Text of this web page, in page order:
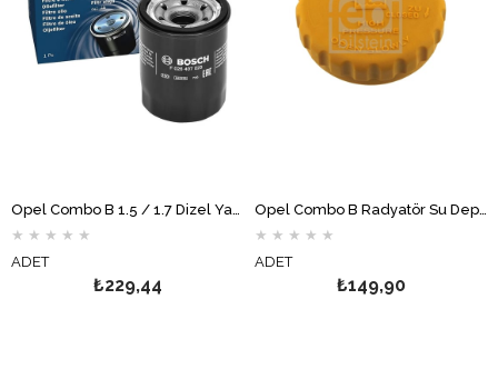
★ ★ ★ ★ ★
ADET
₺229,44
★ ★ ★ ★ ★
ADET
₺149,90